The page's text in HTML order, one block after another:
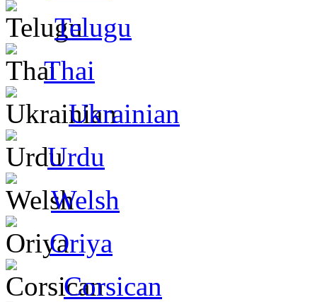
Telugu
Thai
Ukrainian
Urdu
Welsh
Oriya
Corsican